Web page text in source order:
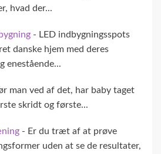
hvad der...
- LED indbygningsspots
danske hjem med deres
enestående...
man ved af det, har baby taget
skridt og første...
- Er du træt af at prøve
uden at se de resultater,